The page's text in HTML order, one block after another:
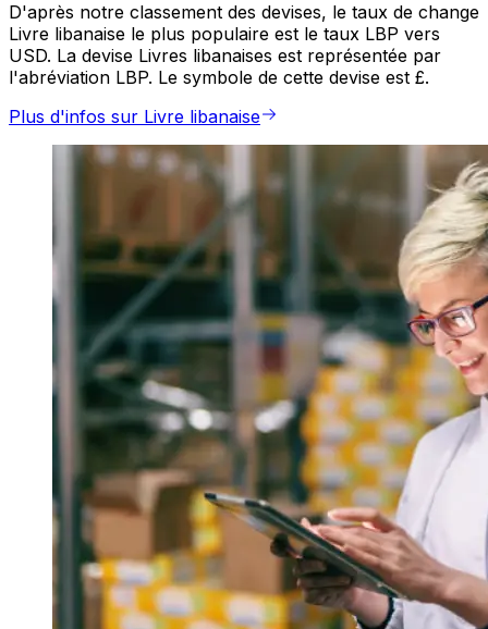
D'après notre classement des devises, le taux de change
Livre libanaise le plus populaire est le taux LBP vers
USD. La devise Livres libanaises est représentée par
l'abréviation LBP. Le symbole de cette devise est £.
Plus d'infos sur Livre libanaise